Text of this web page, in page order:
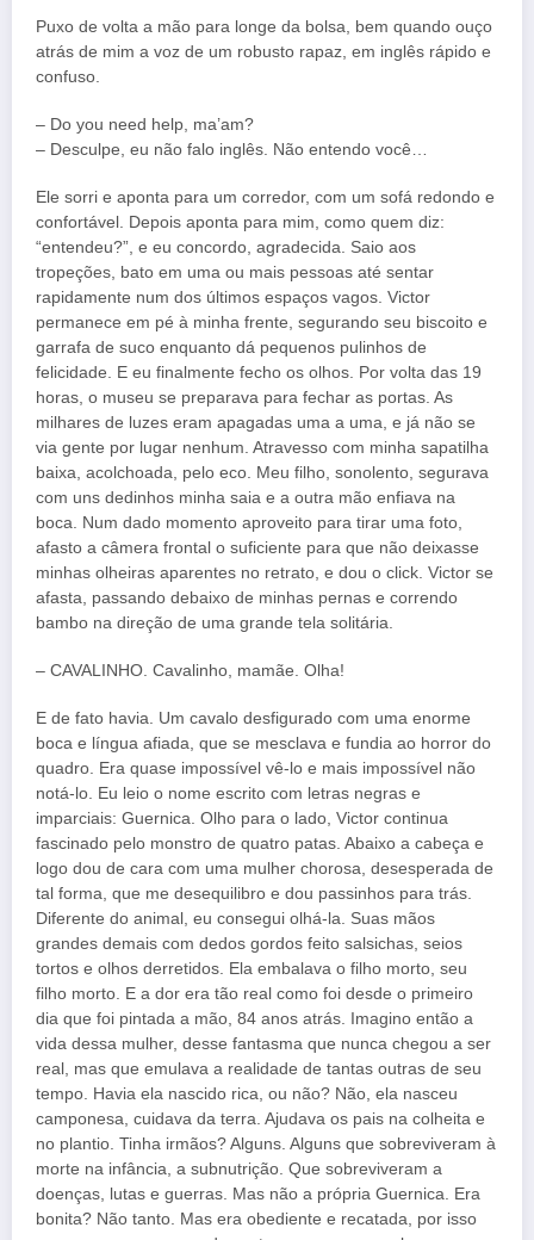
Puxo de volta a mão para longe da bolsa, bem quando ouço
atrás de mim a voz de um robusto rapaz, em inglês rápido e
confuso.
– Do you need help, ma’am?
– Desculpe, eu não falo inglês. Não entendo você…
Ele sorri e aponta para um corredor, com um sofá redondo e
confortável. Depois aponta para mim, como quem diz:
“entendeu?”, e eu concordo, agradecida. Saio aos
tropeções, bato em uma ou mais pessoas até sentar
rapidamente num dos últimos espaços vagos. Victor
permanece em pé à minha frente, segurando seu biscoito e
garrafa de suco enquanto dá pequenos pulinhos de
felicidade. E eu finalmente fecho os olhos. Por volta das 19
horas, o museu se preparava para fechar as portas. As
milhares de luzes eram apagadas uma a uma, e já não se
via gente por lugar nenhum. Atravesso com minha sapatilha
baixa, acolchoada, pelo eco. Meu filho, sonolento, segurava
com uns dedinhos minha saia e a outra mão enfiava na
boca. Num dado momento aproveito para tirar uma foto,
afasto a câmera frontal o suficiente para que não deixasse
minhas olheiras aparentes no retrato, e dou o click. Victor se
afasta, passando debaixo de minhas pernas e correndo
bambo na direção de uma grande tela solitária.
– CAVALINHO. Cavalinho, mamãe. Olha!
E de fato havia. Um cavalo desfigurado com uma enorme
boca e língua afiada, que se mesclava e fundia ao horror do
quadro. Era quase impossível vê-lo e mais impossível não
notá-lo. Eu leio o nome escrito com letras negras e
imparciais: Guernica. Olho para o lado, Victor continua
fascinado pelo monstro de quatro patas. Abaixo a cabeça e
logo dou de cara com uma mulher chorosa, desesperada de
tal forma, que me desequilibro e dou passinhos para trás.
Diferente do animal, eu consegui olhá-la. Suas mãos
grandes demais com dedos gordos feito salsichas, seios
tortos e olhos derretidos. Ela embalava o filho morto, seu
filho morto. E a dor era tão real como foi desde o primeiro
dia que foi pintada a mão, 84 anos atrás. Imagino então a
vida dessa mulher, desse fantasma que nunca chegou a ser
real, mas que emulava a realidade de tantas outras de seu
tempo. Havia ela nascido rica, ou não? Não, ela nasceu
camponesa, cuidava da terra. Ajudava os pais na colheita e
no plantio. Tinha irmãos? Alguns. Alguns que sobreviveram à
morte na infância, a subnutrição. Que sobreviveram a
doenças, lutas e guerras. Mas não a própria Guernica. Era
bonita? Não tanto. Mas era obediente e recatada, por isso